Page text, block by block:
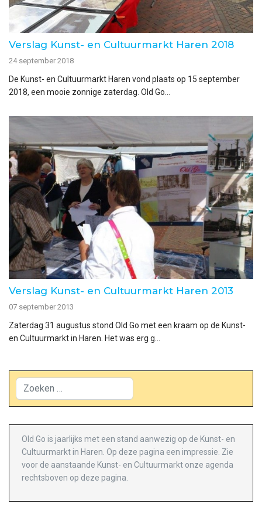
Verslag Kunst- en Cultuurmarkt Haren 2018
24 september 2018
De Kunst- en Cultuurmarkt Haren vond plaats op 15 september
2018, een mooie zonnige zaterdag. Old Go...
Verslag Kunst- en Cultuurmarkt Haren 2013
07 september 2013
Zaterdag 31 augustus stond Old Go met een kraam op de Kunst-
en Cultuurmarkt in Haren. Het was erg g...
Zoeken
Old Go is jaarlijks met een stand aanwezig op de Kunst- en
Cultuurmarkt in Haren. Op deze pagina een impressie. Zie
voor de aanstaande Kunst- en Cultuurmarkt onze agenda
rechtsboven op deze pagina.